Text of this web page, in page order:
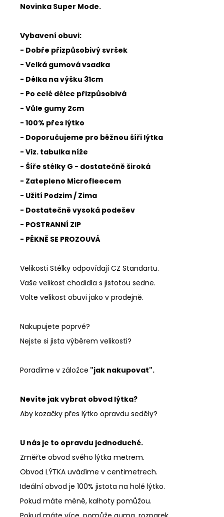
Novinka Super Mode.
Vybavení obuvi:
- Dobře přizpůsobivý svršek
- Velká gumová vsadka
- Délka na výšku 31cm
- Po celé délce přizpůsobivá
- Vůle gumy 2cm
- 100% přes lýtko
- Doporučujeme pro běžnou šíři lýtka
- Viz. tabulka níže
- Šíře stélky G - dostatečně široká
- Zatepleno Microfleecem
- Užití Podzim / Zima
- Dostatečně vysoká podešev
- POSTRANNÍ ZIP
- PĚKNĚ SE PROZOUVÁ
Velikosti Stélky odpovídají CZ Standartu.
Vaše velikost chodidla s jistotou sedne.
Volte velikost obuvi jako v prodejně.
Nakupujete poprvé?
Nejste si jista výběrem velikosti?
Poradíme v záložce "jak nakupovat".
Nevíte jak vybrat obvod lýtka?
Aby kozačky přes lýtko opravdu seděly?
U nás je to opravdu jednoduché.
Změřte obvod svého lýtka metrem.
Obvod LÝTKA uvádíme v centimetrech.
Ideální obvod je 100% jistota na holé lýtko.
Pokud máte méně, kalhoty pomůžou.